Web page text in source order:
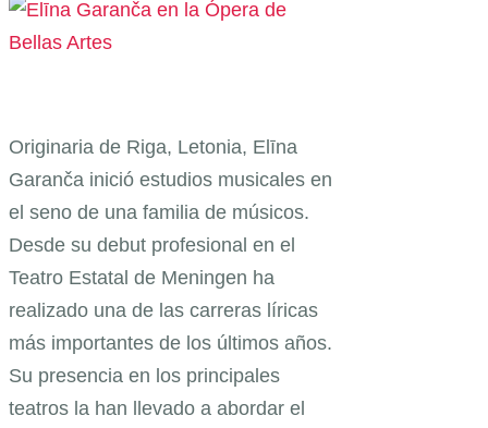
Originaria de Riga, Letonia, Elīna
Garanča inició estudios musicales en
el seno de una familia de músicos.
Desde su debut profesional en el
Teatro Estatal de Meningen ha
realizado una de las carreras líricas
más importantes de los últimos años.
Su presencia en los principales
teatros la han llevado a abordar el